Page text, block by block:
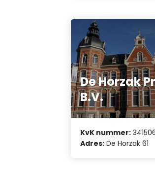
De Horzak
B.V.
KvK nummer:
Adres: De Horzak 61